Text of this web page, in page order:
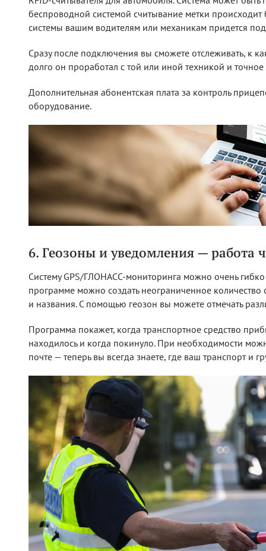
беспроводной системой считывание метки происходит
системы вашим водителям или механикам придется
Сразу после подключения вы сможете отслеживать, к
долго он проработал с той или иной техникой и
Дополнительная абонентская плата за контроль
оборудование.
6. Геозоны и уведомления — работа
Систему GPS/ГЛОНАСС-мониторинга можно очень
программе можно создать неограниченное
и названия. С помощью геозон вы можете отмечать
Программа покажет, когда транспортное средство
находилось и когда покинуло. При необходимости
почте — теперь вы всегда знаете, где ваш транспорт и